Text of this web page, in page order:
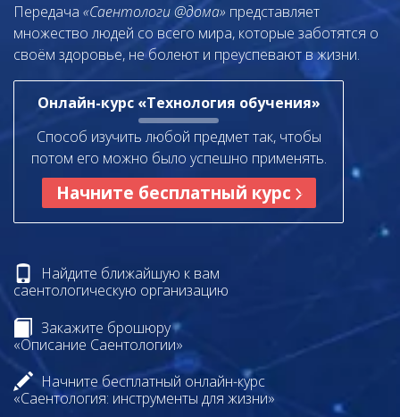
Передача «Саентологи @дома» представляет
множество людей со всего мира, которые заботятся о
своём здоровье, не болеют и преуспевают в жизни.
Онлайн-курс «Технология обучения»
Способ изучить любой предмет так, чтобы
потом его можно было успешно применять.
Начните бесплатный курс
Найдите ближайшую к вам
саентологическую организацию
Закажите брошюру
«Описание Саентологии»
Начните бесплатный онлайн-курс
«Саентология: инструменты для жизни»